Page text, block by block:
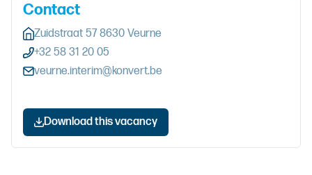
Contact
Zuidstraat 57 8630 Veurne
+32 58 31 20 05
veurne.interim@konvert.be
Download this vacancy